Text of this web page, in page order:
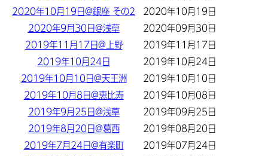
2020年10月19日@銀座 その2
2020年10月19日
2020年9月30日@浅草
2020年09月30日
2019年11月17日@上野
2019年11月17日
2019年10月24日
2019年10月24日
2019年10月10日@天王洲
2019年10月10日
2019年10月8日@恵比寿
2019年10月08日
2019年9月25日@浅草
2019年09月25日
2019年8月20日@葛西
2019年08月20日
2019年7月24日@有楽町
2019年07月24日